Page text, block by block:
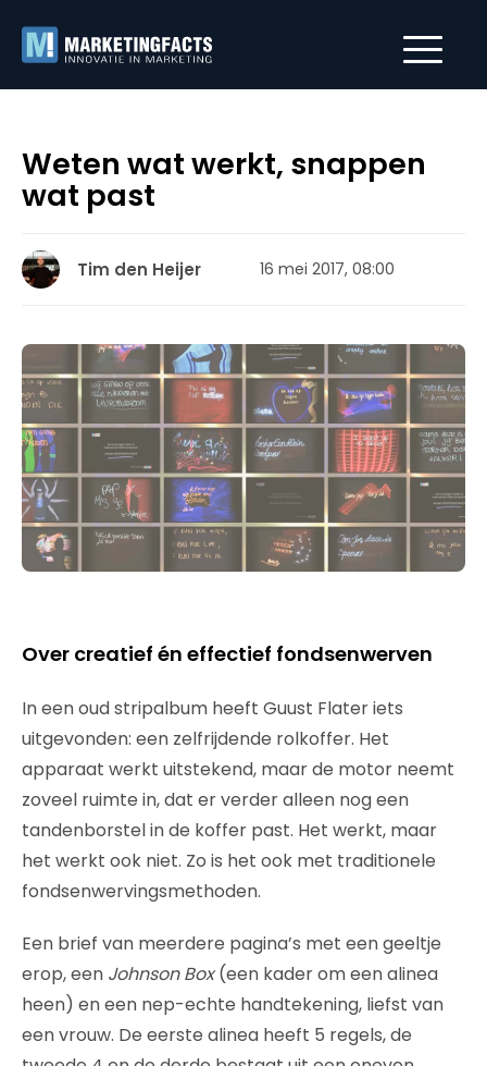
Weten wat werkt, snappen
wat past
Tim den Heijer 16 mei 2017, 08:00
Over creatief én effectief fondsenwerven
In een oud stripalbum heeft Guust Flater iets
uitgevonden: een zelfrijdende rolkoffer. Het
apparaat werkt uitstekend, maar de motor neemt
zoveel ruimte in, dat er verder alleen nog een
tandenborstel in de koffer past. Het werkt, maar
het werkt ook niet. Zo is het ook met traditionele
fondsenwervingsmethoden.
Een brief van meerdere pagina’s met een geeltje
erop, een Johnson Box(een kader om een alinea
heen) en een nep-echte handtekening, liefst van
een vrouw. De eerste alinea heeft 5 regels, de